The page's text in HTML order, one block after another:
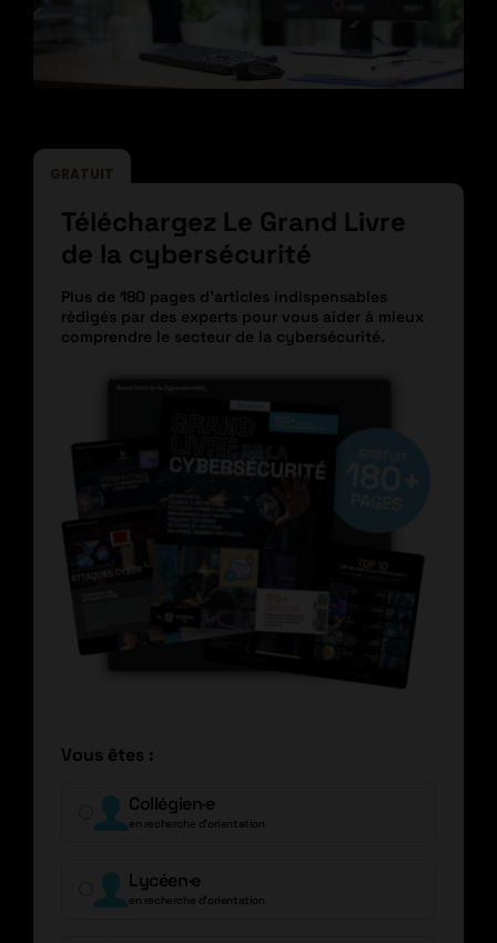
GRATUIT
Téléchargez Le Grand Livre
de la cybersécurité
Plus de 180 pages d’articles indispensables
rédigés par des experts pour vous aider à mieux
comprendre le secteur de la cybersécurité.
Vous êtes :
Collégien·e
en recherche d’orientation
Lycéen·e
en recherche d’orientation